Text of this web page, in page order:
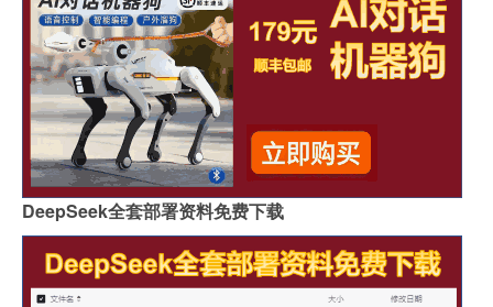
DeepSeek全套部署资料免费下载